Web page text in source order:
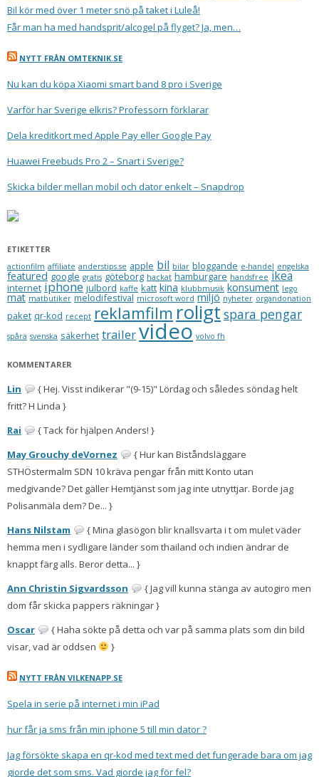
Bil kör med över 1 meter snö på taket i Luleå!
Får man ha med handsprit/alcogel på flyget? Ja, men…
NYTT FRÅN OMTEKNIK.SE
Nu kan du köpa Xiaomi smart band 8 pro i Sverige
Varför har Sverige elkris? Professorn förklarar
Dela kreditkort med Apple Pay eller Google Pay
Huawei Freebuds Pro 2 – Snart i Sverige?
Skicka bilder mellan mobil och dator enkelt – Snapdrop
ETIKETTER
actionfilm affiliate anderstips.se apple bil bilar bloggande e-handel engelska
featured google gratis göteborg hackat hamburgare handsfree ikea
internet iphone julbord kaffe katt kina klubbmusik konsument lego
mat matbutiker melodifestival microsoft word miljö nyheter organdonation
paket qr-kod recept reklamfilm roligt spara pengar
spåra svenska säkerhet trailervideo volvo fh
KOMMENTARER
Lin
{ Hej. Visst indikerar "(9-15)" Lördag och således söndag helt
fritt? H Linda }
Rai
{ Tack för hjälpen Anders! }
May Grouchy deVornez
{ Hur kan Biståndsläggare
STHÖstermalm SDN 10 kräva pengar från mitt Konto utan
medgivande? Det gäller Hemtjänst som jag inte utnyttjar. Borde jag
Polisanmäla dem? De... }
Hans Nilstam
{ Mina glasögon blir knallsvarta i t om mulet väder
hemma men i sydligare länder som thailand och indien ändrar de
knappt färg alls. Beror detta... }
Ann Christin Sigvardsson
{ Jag vill kunna stänga av autogiro men
dom får skicka pappers räkningar }
Oscar
{ Haha sökte på detta och var på samma plats som din bild
visar, vad är oddsen
}
NYTT FRÅN VILKENAPP.SE
Spela in serie på internet i min iPad
hur får ja sms från min iphone 5 till min dator ?
Jag försökte skapa en qr-kod med text med det fungerade bara om jag
gjorde det som sms. Vad gjorde jag för fel?